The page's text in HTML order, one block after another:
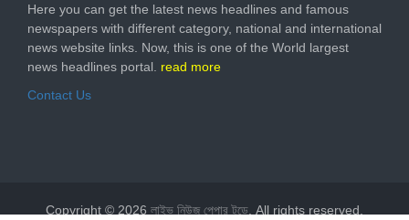
Here you can get the latest news headlines and famous
newspapers with different category, national and international
news website links. Now, this is one of the World largest
news headlines portal. read more
Contact Us
Copyright © 2026 লাইভ নিউজ পেপার টুডে . All rights reserved.